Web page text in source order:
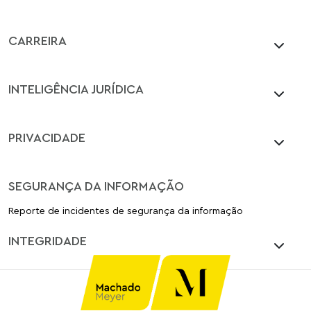
CARREIRA
INTELIGÊNCIA JURÍDICA
PRIVACIDADE
SEGURANÇA DA INFORMAÇÃO
Reporte de incidentes de segurança da informação
INTEGRIDADE